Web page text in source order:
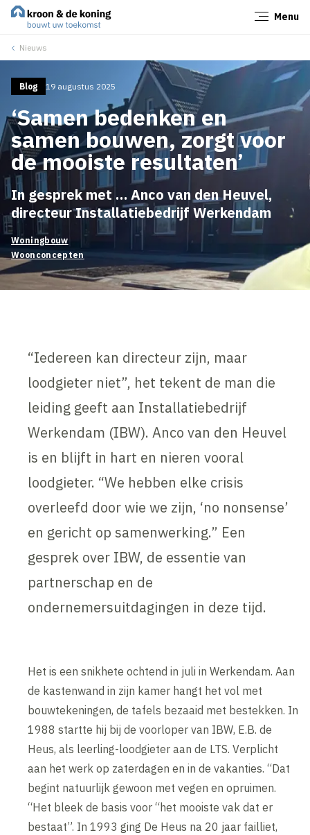
Menu
Nieuws
Blog 19 augustus 2025
‘Samen bedenken en
samen bouwen, zorgt voor
de mooiste resultaten’
In gesprek met … Anco van den Heuvel,
directeur Installatiebedrijf Werkendam
Woningbouw
Woonconcepten
“Iedereen kan directeur zijn, maar
loodgieter niet”, het tekent de man die
leiding geeft aan Installatiebedrijf
Werkendam (IBW). Anco van den Heuvel
is en blijft in hart en nieren vooral
loodgieter. “We hebben elke crisis
overleefd door wie we zijn, ‘no nonsense’
en gericht op samenwerking.” Een
gesprek over IBW, de essentie van
partnerschap en de
ondernemersuitdagingen in deze tijd.
Het is een snikhete ochtend in juli in Werkendam. Aan
de kastenwand in zijn kamer hangt het vol met
bouwtekeningen, de tafels bezaaid met bestekken. In
1988 startte hij bij de voorloper van IBW, E.B. de
Heus, als leerling-loodgieter aan de LTS. Verplicht
aan het werk op zaterdagen en in de vakanties. “Dat
begint natuurlijk gewoon met vegen en opruimen.
“Het bleek de basis voor “het mooiste vak dat er
bestaat”. In 1993 ging De Heus na 20 jaar failliet,
Sluiten